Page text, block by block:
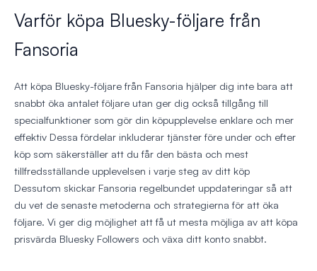
Varför köpa Bluesky-följare från
Fansoria
Att köpa Bluesky-följare från Fansoria hjälper dig inte bara att
snabbt öka antalet följare utan ger dig också tillgång till
specialfunktioner som gör din köpupplevelse enklare och mer
effektiv Dessa fördelar inkluderar tjänster före under och efter
köp som säkerställer att du får den bästa och mest
tillfredsställande upplevelsen i varje steg av ditt köp
Dessutom skickar Fansoria regelbundet uppdateringar så att
du vet de senaste metoderna och strategierna för att öka
följare. Vi ger dig möjlighet att få ut mesta möjliga av att köpa
prisvärda Bluesky Followers och växa ditt konto snabbt.